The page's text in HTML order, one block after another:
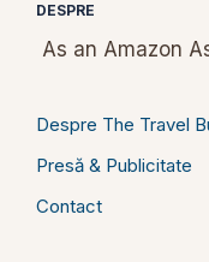
DESPRE
As an Amazon
Despre The Travel
Presă & Publicitate
Contact